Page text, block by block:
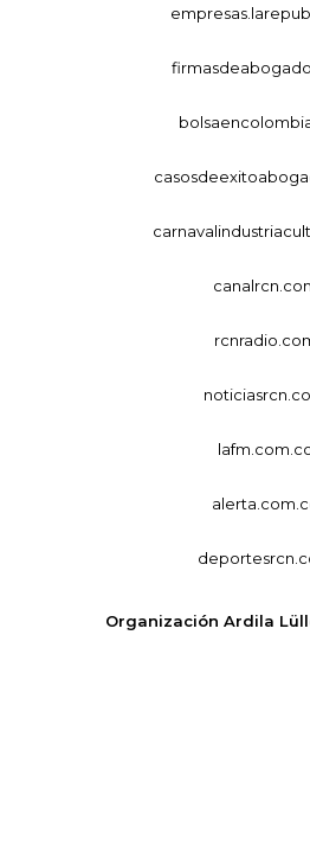
Organización Ardila